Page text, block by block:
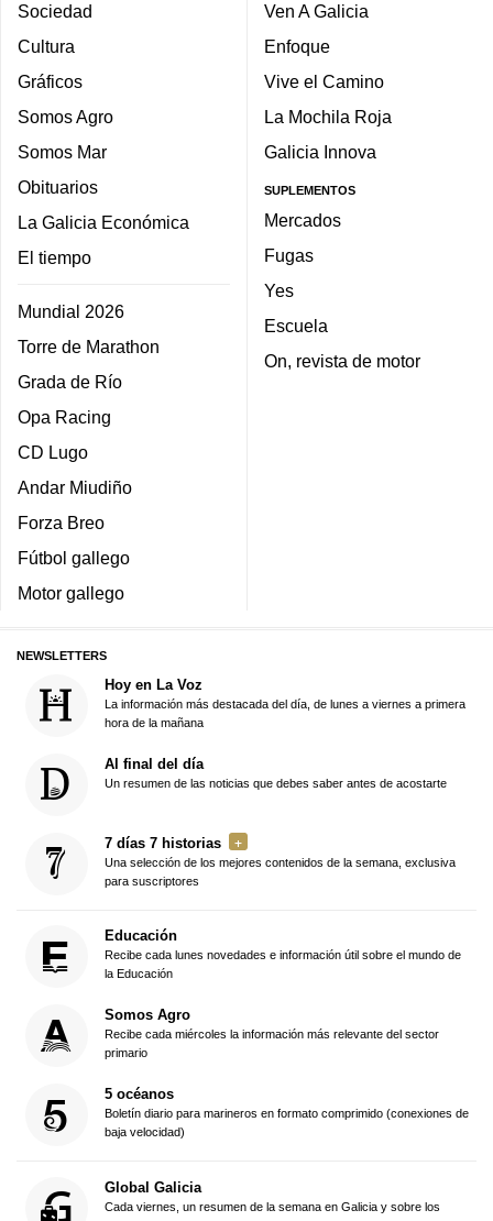
Sociedad
Cultura
Gráficos
Somos Agro
Somos Mar
Obituarios
La Galicia Económica
El tiempo
Mundial 2026
Torre de Marathon
Grada de Río
Opa Racing
CD Lugo
Andar Miudiño
Forza Breo
Fútbol gallego
Motor gallego
Ven A Galicia
Enfoque
Vive el Camino
La Mochila Roja
Galicia Innova
SUPLEMENTOS
Mercados
Fugas
Yes
Escuela
On, revista de motor
NEWSLETTERS
Hoy en La Voz
La información más destacada del día, de lunes a viernes a primera
hora de la mañana
Al final del día
Un resumen de las noticias que debes saber antes de acostarte
7 días 7 historias
Una selección de los mejores contenidos de la semana, exclusiva
para suscriptores
Educación
Recibe cada lunes novedades e información útil sobre el mundo de
la Educación
Somos Agro
Recibe cada miércoles la información más relevante del sector
primario
5 océanos
Boletín diario para marineros en formato comprimido (conexiones de
baja velocidad)
Global Galicia
Cada viernes, un resumen de la semana en Galicia y sobre los